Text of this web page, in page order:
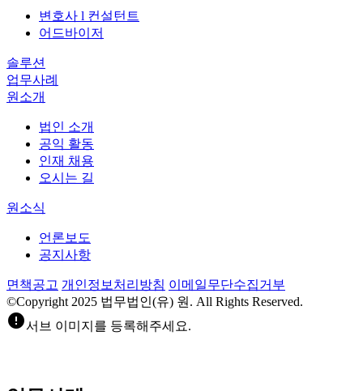
변호사 l 컨설턴트
어드바이저
솔루션
업무사례
원소개
법인 소개
공익 활동
인재 채용
오시는 길
원소식
언론보도
공지사항
면책공고 개인정보처리방침 이메일무단수집거부
©Copyright 2025 법무법인(유) 원. All Rights Reserved.
error서브 이미지를 등록해주세요.